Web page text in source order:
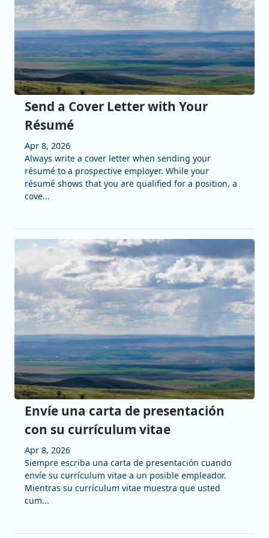
Send a Cover Letter with Your
Résumé
Apr 8, 2026
Always write a cover letter when sending your
résumé to a prospective employer. While your
résumé shows that you are qualified for a position, a
cove...
Envíe una carta de presentación
con su currículum vitae
Apr 8, 2026
Siempre escriba una carta de presentación cuando
envíe su currículum vitae a un posible empleador.
Mientras su currículum vitae muestra que usted
cum...